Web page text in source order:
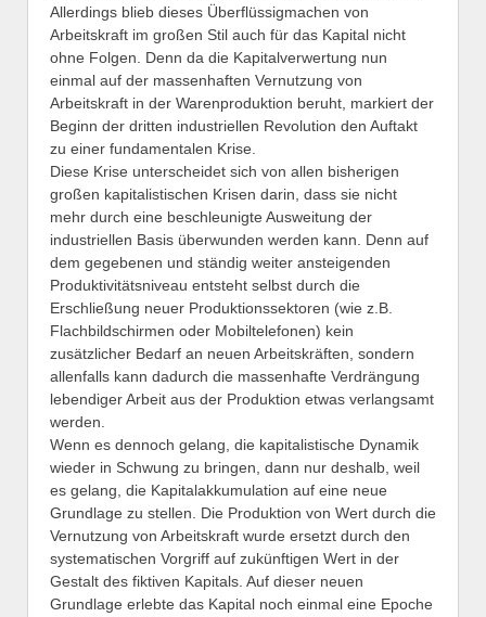
Allerdings blieb dieses Überflüssigmachen von
Arbeitskraft im großen Stil auch für das Kapital nicht
ohne Folgen. Denn da die Kapitalverwertung nun
einmal auf der massenhaften Vernutzung von
Arbeitskraft in der Warenproduktion beruht, markiert der
Beginn der dritten industriellen Revolution den Auftakt
zu einer fundamentalen Krise.
Diese Krise unterscheidet sich von allen bisherigen
großen kapitalistischen Krisen darin, dass sie nicht
mehr durch eine beschleunigte Ausweitung der
industriellen Basis überwunden werden kann. Denn auf
dem gegebenen und ständig weiter ansteigenden
Produktivitätsniveau entsteht selbst durch die
Erschließung neuer Produktionssektoren (wie z.B.
Flachbildschirmen oder Mobiltelefonen) kein
zusätzlicher Bedarf an neuen Arbeitskräften, sondern
allenfalls kann dadurch die massenhafte Verdrängung
lebendiger Arbeit aus der Produktion etwas verlangsamt
werden.
Wenn es dennoch gelang, die kapitalistische Dynamik
wieder in Schwung zu bringen, dann nur deshalb, weil
es gelang, die Kapitalakkumulation auf eine neue
Grundlage zu stellen. Die Produktion von Wert durch die
Vernutzung von Arbeitskraft wurde ersetzt durch den
systematischen Vorgriff auf zukünftigen Wert in der
Gestalt des fiktiven Kapitals. Auf dieser neuen
Grundlage erlebte das Kapital noch einmal eine Epoche